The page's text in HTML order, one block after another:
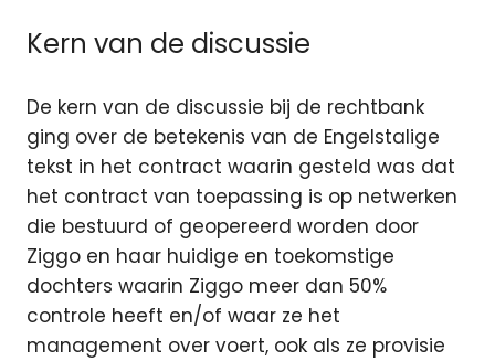
Kern van de discussie
De kern van de discussie bij de rechtbank
ging over de betekenis van de Engelstalige
tekst in het contract waarin gesteld was dat
het contract van toepassing is op netwerken
die bestuurd of geopereerd worden door
Ziggo en haar huidige en toekomstige
dochters waarin Ziggo meer dan 50%
controle heeft en/of waar ze het
management over voert, ook als ze provisie